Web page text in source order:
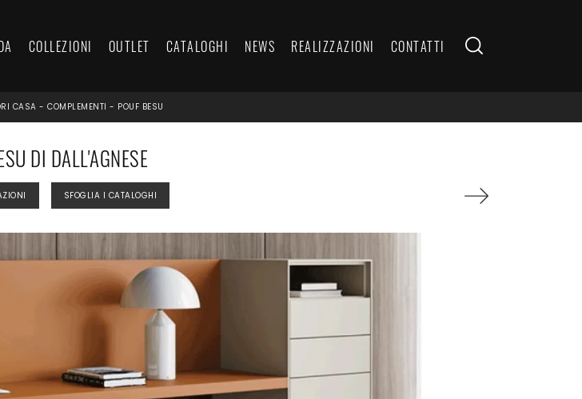
COLLEZIONI OUTLET CATALOGHI NEWS REALIZZAZIONI CONTATTI
CASA -COMPLEMENTI - POUF BESU
DI DALL'AGNESE
SFOGLIA I CATALOGHI